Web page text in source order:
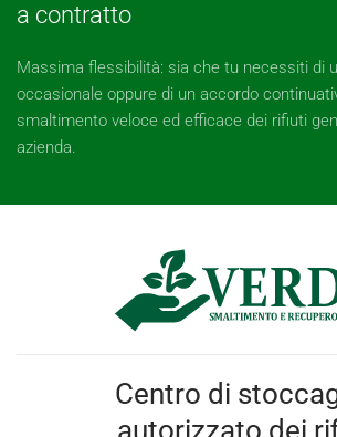
a contratto
Massima flessibilità: sia che tu necessiti di
occasionale oppure di un accordo
smaltimento veloce ed efficace dei rifiuti
azienda.
Centro di
autorizzato dei